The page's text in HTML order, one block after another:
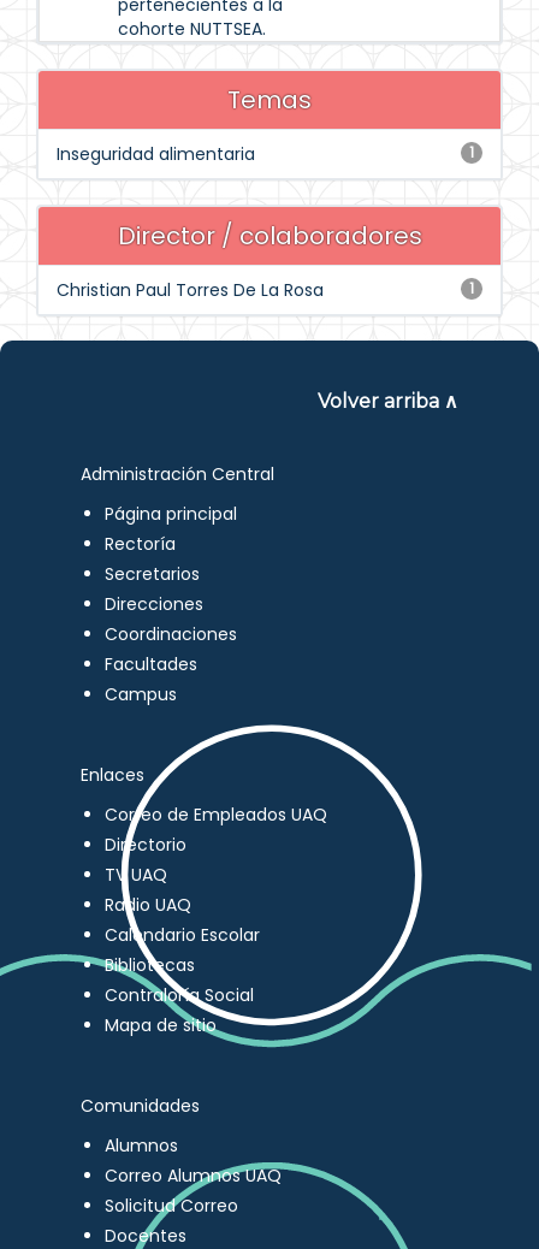
pertenecientes a la
cohorte NUTTSEA.
Temas
1
Inseguridad alimentaria
Director / colaboradores
1
Christian Paul Torres De La Rosa
Volver arriba ∧
Administración Central
Página principal
Rectoría
Secretarios
Direcciones
Coordinaciones
Facultades
Campus
Enlaces
Correo de Empleados UAQ
Directorio
TV UAQ
Radio UAQ
Calendario Escolar
Bibliotecas
Contraloría Social
Mapa de sitio
Comunidades
Alumnos
Correo Alumnos UAQ
Solicitud Correo
Docentes